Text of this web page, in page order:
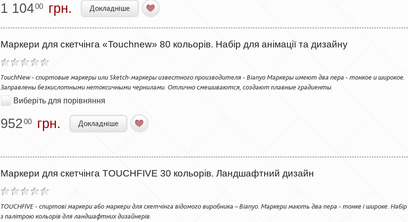
1 10400 грн. Докладніше
Маркери для скетчінга «Touchnew» 80 кольорів. Набір для анімації та дизайну
TouchNew - спиртовые маркеры или Sketch-маркеры известного производителя - Bianyo Маркеры имеют два пера - тонкое и широкое.
Заправлены безкислотными нетоксичными чернилами. Отлично смешиваются, создают плавные градиенты.
Виберіть для порівняння
95200 грн. Докладніше
Маркери для скетчінга TOUCHFIVE 30 кольорів. Ландшафтний дизайн
TOUCHFIVE - спиртові маркери або маркери для скетчінга відомого виробника – Bianyo. Маркери мають два пера - тонке і широке. Набір
з палітрою кольорів для ландшафтних дизайнерів.